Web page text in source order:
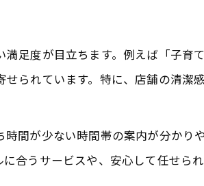
足度が目立ちます。例えば「子育
られています。特に、店舗の清潔
間が少ない時間帯の案内が分かり
合うサービスや、安心して任せら